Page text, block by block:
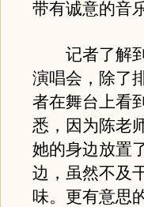
带有诚意的音
记者了解到
演唱会，除了
者在舞台上看
悉，因为陈老
她的身边放置
边，虽然不及
味。更有意思